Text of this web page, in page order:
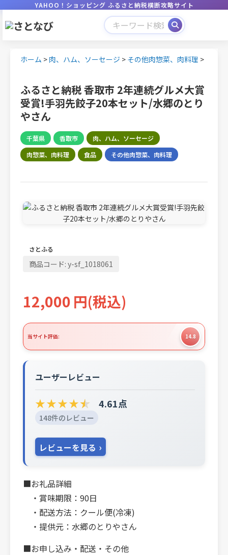
YAHOO！ショッピング ふるさと納税横断攻略サイト
ホーム > 肉、ハム、ソーセージ > その他肉惣菜、肉料理 >
ふるさと納税 香取市 2年連続グルメ大賞
受賞!手羽先餃子20本セット/水郷のとり
やさん
千葉県 香取市
肉、ハム、ソーセージ
肉惣菜、肉料理
食品 その他肉惣菜、肉料理
さとふる
商品コード: y-sf_1018061
12,000 円(税込)
当サイト評価: 14.8
ユーザーレビュー
★★★★★ 4.61点
148件のレビュー
レビューを見る
■お礼品詳細
・賞味期限：90日
・配送方法：クール便(冷凍)
・提供元：水郷のとりやさん
■お申し込み・配送・その他